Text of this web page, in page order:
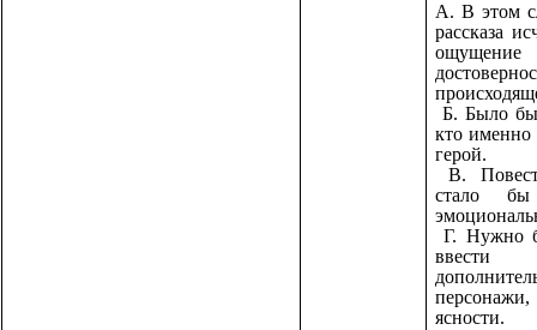
А. В этом
рассказа
ощущение
Б. Было бы
кто именно
герой.
В.
стало
Г. Нужно
ввести
ясности.